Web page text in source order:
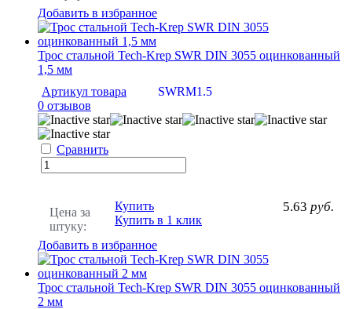
Добавить в избранное
Трос стальной Tech-Krep SWR DIN 3055 оцинкованный
1,5 мм
Артикул товара
SWRM1.5
0 отзывов
Сравнить
Цена за
штуку:
5.63 руб.
Купить
Купить в 1 клик
Добавить в избранное
Трос стальной Tech-Krep SWR DIN 3055 оцинкованный
2 мм